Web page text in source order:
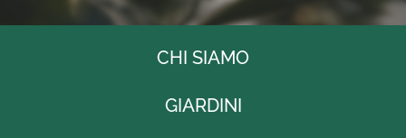
CHI SIAMO
GIARDINI